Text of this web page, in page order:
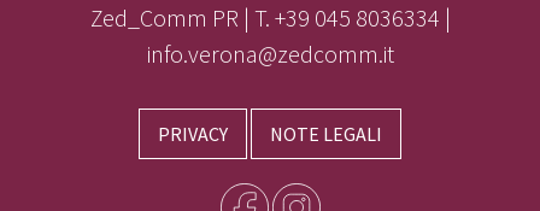
Zed_Comm PR | T. +39 045 8036334 |
info.verona@zedcomm.it
PRIVACY NOTE LEGALI